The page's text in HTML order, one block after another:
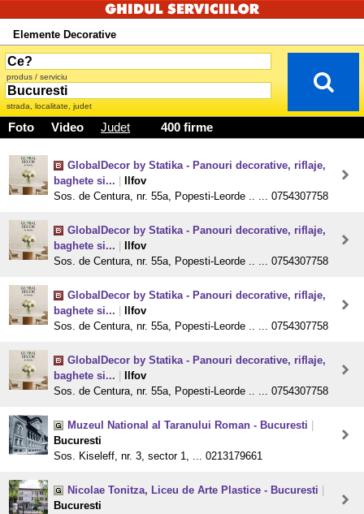
Elemente Decorative
produs / serviciu
strada, localitate, judet
Foto Video Judet 400 firme
GlobalDecor by Statika - Panouri decorative, riflaje,
baghete si...
Ilfov
Sos. de Centura, nr. 55a, Popesti-Leorde .. ... 0754307758
GlobalDecor by Statika - Panouri decorative, riflaje,
baghete si...
Ilfov
Sos. de Centura, nr. 55a, Popesti-Leorde .. ... 0754307758
GlobalDecor by Statika - Panouri decorative, riflaje,
baghete si...
Ilfov
Sos. de Centura, nr. 55a, Popesti-Leorde .. ... 0754307758
GlobalDecor by Statika - Panouri decorative, riflaje,
baghete si...
Ilfov
Sos. de Centura, nr. 55a, Popesti-Leorde .. ... 0754307758
Muzeul National al Taranului Roman - Bucuresti
Bucuresti
Sos. Kiseleff, nr. 3, sector 1, ... 0213179661
Nicolae Tonitza, Liceu de Arte Plastice - Bucuresti
Bucuresti